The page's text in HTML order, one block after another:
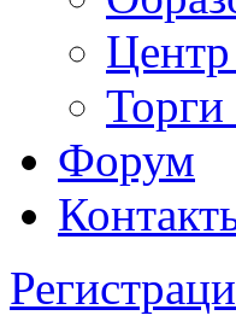
Центр
Торги
Форум